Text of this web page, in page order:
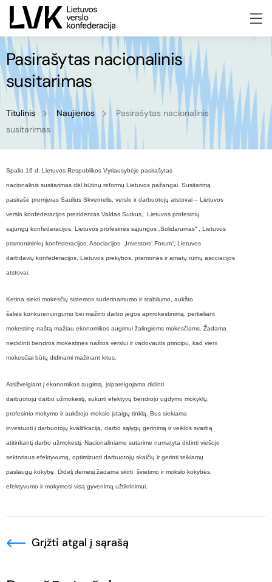
Pasirašytas nacionalinis
susitarimas
Titulinis Naujienos
Pasirašytas nacionalinis
susitarimas
Spalio 16 d. Lietuvos Respublikos Vyriausybėje pasirašytas
nacionalinis susitarimas dėl būtinų reformų Lietuvos pažangai. Susitarimą
pasirašė premjeras Saulius Skvernelis, verslo ir darbuotojų atstovai – Lietuvos
verslo konfederacijos prezidentas Valdas Sutkus, Lietuvos profesinių
sąjungų konfederacijos, Lietuvos profesinės sąjungos „Solidarumas“ , Lietuvos
pramonininkų konfederacijos, Asociacijos „Investors‘ Forum“, Lietuvos
darbdavių konfederacijos, Lietuvos prekybos, pramonės ir amatų rūmų asociacijos
atstovai.
Ketina siekti mokesčių sistemos suderinamumo ir stabilumo, aukšto
šalies konkurencingumo bei mažinti darbo jėgos apmokestinimą, perkeliant
mokestinę naštą mažiau ekonomikos augimui žalingiems mokesčiams. Žadama
nedidinti bendros mokestinės naštos verslui ir vadovautis principu, kad vieni
mokesčiai būtų didinami mažinant kitus.
Atsižvelgiant į ekonomikos augimą, įsipareigojama didinti
darbuotojų darbo užmokestį, sukurti efektyvų bendrojo ugdymo mokyklų,
profesinio mokymo ir aukštojo mokslo įstaigų tinklą. Bus siekiama
investuoti į darbuotojų kvalifikaciją, darbo sąlygų gerinimą ir veiklos svarbą
atitinkantį darbo užmokestį. Nacionaliniame sutarime numatyta didinti viešojo
sektoriaus efektyvumą, optimizuoti darbuotojų skaičių ir gerinti teikiamų
paslaugų kokybę. Didelį dėmesį žadama skirti švietimo ir mokslo kokybės,
efektyvumo ir mokymosi visą gyvenimą užtikrinimui.
Grįžti atgal į sąrašą